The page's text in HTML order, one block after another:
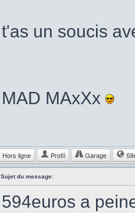
t'as un soucis
MAD MAxXx
Hors ligne Profil Garage
Sujet du message:
594euros a